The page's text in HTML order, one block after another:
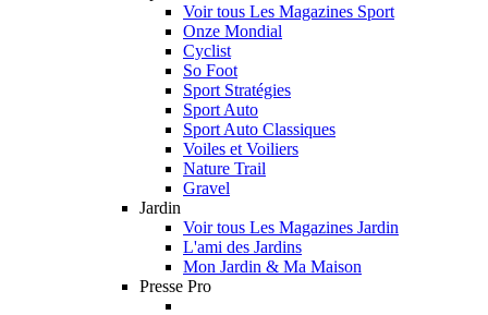
Voir tous Les Magazines Sport
Onze Mondial
Cyclist
So Foot
Sport Stratégies
Sport Auto
Sport Auto Classiques
Voiles et Voiliers
Nature Trail
Gravel
Jardin
Voir tous Les Magazines Jardin
L'ami des Jardins
Mon Jardin & Ma Maison
Presse Pro